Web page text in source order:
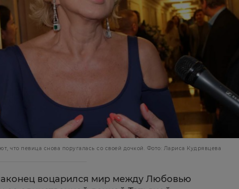
что певица снова поругалась со своей дочкой. Фото: Лариса Кудрявцева
воцарился мир между Любовью